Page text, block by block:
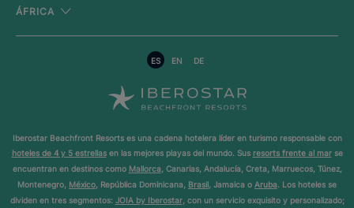
ÁFRICA
ES EN DE
Iberostar Beachfront Resorts es una cadena hotelera líder en turismo responsable con
hoteles de 4 y 5 estrellasen las mejores playas del mundo. Sus resorts frente al marse
encuentran en destinos como Mallorca, Canarias, Andalucía, Creta, Marruecos, Túnez,
Montenegro, México, República Dominicana, Brasil, Jamaica o Aruba. Los hoteles se
dividen en tres segmentos: JOIA by Iberostar, con un servicio exquisito y personalizado;